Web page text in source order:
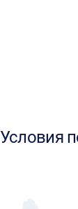
Условия